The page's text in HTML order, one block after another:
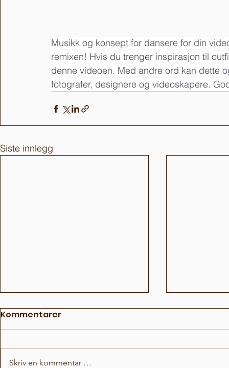
Musikk og konsept for dansere for din
remixen! Hvis du trenger inspirasjon til
denne videoen. Med andre ord kan dette
fotografer, designere og videoskapere.
Siste innlegg
Kommentarer
Skriv en kommentar …